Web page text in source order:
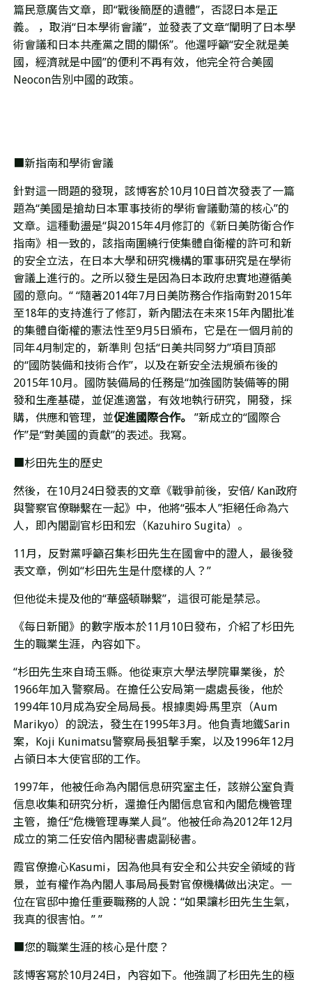
篇民意廣告文章，即“戰後簡歷的遺體”，否認日本是正
義。 ，取消“日本學術會議”，並發表了文章“闡明了日本學
術會議和日本共產黨之間的關係”。他還呼籲“安全就是美
國，經濟就是中國”的便利不再有效，他完全符合美國
Neocon告別中國的政策。
■新指南和學術會議
針對這一問題的發現，該博客於10月 10日首次發表了一篇
題為“美國是搶劫日本軍事技術的學術會議動蕩的核心”的
文章。這種動盪是“與2015年4月修訂的《新日美防衛合作
指南》相一致的，該指南圍繞行使集體自衛權的許可和新
的安全立法，在日本大學和研究機構的軍事研究是在學術
會議上進行的。之所以發生是因為日本政府忠實地遵循美
國的意向。 “ “隨著2014年7月日美防務合作指南對2015年
至18年的支持進行了修訂，新內閣法在未來15年內閣批准
的集體自衛權的憲法性至9月5日頒布，它是在一個月前的
同年4月制定的，新準則 包括“日美共同努力”項目頂部
的“國防裝備和技術合作”，以及在新安全法規頒布後的
2015年10月。國防裝備局的任務是“加強國防裝備等的開
發和生產基礎，並促進適當，有效地執行研究，開發，採
購，供應和管理，並促進國際合作。 ”新成立的“國際合
作”是“對美國的貢獻”的表述。我寫。
■杉田先生的歷史
然後，在10月24日發表的文章《戰爭前後，安倍/ Kan政府
與警察官僚聯繫在一起》中，他將“張本人”拒絕任命為六
人，即內閣副官杉田和宏（Kazuhiro Sugita）。
11月，反對黨呼籲召集杉田先生在國會中的證人，最後發
表文章，例如“杉田先生是什麼樣的人？ ”
但他從未提及他的“華盛頓聯繫”，這很可能是禁忌。
《每日新聞》的數字版本於11月 10日發布，介紹了杉田先
生的職業生涯，內容如下。
“杉田先生來自琦玉縣。他從東京大學法學院畢業後，於
1966年加入警察局。在擔任公安局第一處處長後，他於
1994年10月成為安全局局長。根據奧姆·馬里京（Aum
Marikyo）的說法，發生在1995年3月。他負責地鐵Sarin
案， Koji Kunimatsu警察局長狙擊手案，以及1996年12月
占領日本大使官邸的工作。
1997年，他被任命為內閣信息研究室主任，該辦公室負責
信息收集和研究分析，還擔任內閣信息官和內閣危機管理
主管，擔任“危機管理專業人員”。他被任命為2012年12月
成立的第二任安倍內閣秘書處副秘書。
霞官僚擔心Kasumi，因為他具有安全和公共安全領域的背
景，並有權作為內閣人事局局長對官僚機構做出決定。一
位在官邸中擔任重要職務的人說： “如果讓杉田先生生氣，
我真的很害怕。 ” ”
■您的職業生涯的核心是什麼？
該博客寫於10月24日，內容如下。他強調了杉田先生的極